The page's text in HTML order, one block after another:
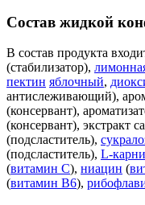
Состав жидкой
В состав продукта
(стабилизатор),
пектин яблочный,
антислеживающий),
(консервант),
(консервант), экстракт
(подсластитель),
(подсластитель), L-
(витамин C), ниацин (
(витамин В6),